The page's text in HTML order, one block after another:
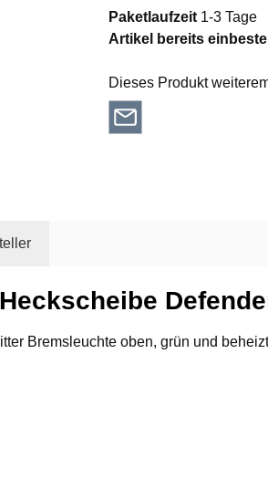
Paketlaufzeit 1-3 Tage
Artikel bereits
Dieses Produkt
Bremsleuchte oben, grün und